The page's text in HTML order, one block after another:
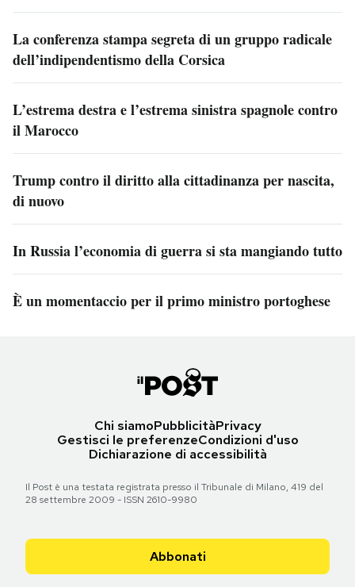
La conferenza stampa segreta di un gruppo radicale
dell’indipendentismo della Corsica
L’estrema destra e l’estrema sinistra spagnole contro
il Marocco
Trump contro il diritto alla cittadinanza per nascita,
di nuovo
In Russia l’economia di guerra si sta mangiando tutto
È un momentaccio per il primo ministro portoghese
Chi siamoPubblicitàPrivacy
Gestisci le preferenzeCondizioni d'uso
Dichiarazione di accessibilità
Il Post è una testata registrata presso il Tribunale di Milano, 419 del
28 settembre 2009 - ISSN 2610-9980
Abbonati